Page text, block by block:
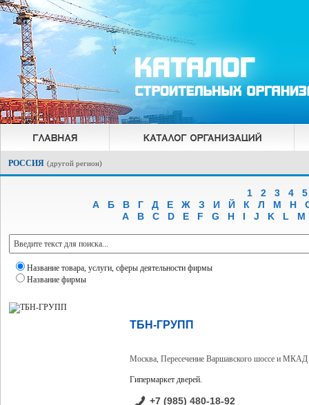
РОССИЯ (другой регион)
1 2 3 4
5
А
Б В Г Д Е Ж З И Й К Л М Н
A
B C D E F G H I J K L M
Название товара, услуги, сферы деятельности фирмы
Название фирмы
ТБН-ГРУПП
Москва, Пересечение Варшавского шоссе и
Гипермаркет дверей.
+7 (985) 480-18-92